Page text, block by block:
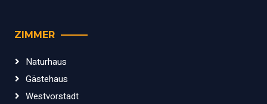
ZIMMER
Naturhaus
Gästehaus
Westvorstadt